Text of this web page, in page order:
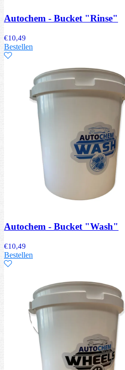
Autochem - Bucket "Rinse"
€10,49
Bestellen
Autochem - Bucket "Wash"
€10,49
Bestellen